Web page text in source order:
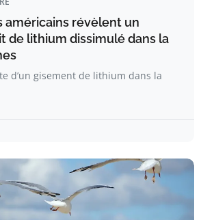
américains révèlent un
de lithium dissimulé dans la
d’un gisement de lithium dans la